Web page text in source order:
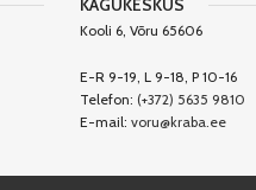
KAGUKESKUS
Kooli 6, Võru 65606
E-R 9-19, L 9-18, P 10-16
Telefon: (+372) 5635 9810
E-mail:voru@kraba.ee